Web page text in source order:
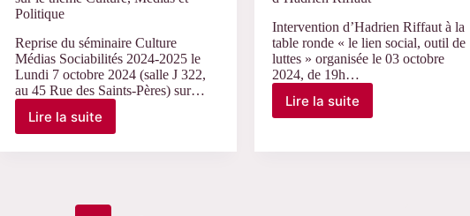
Politique
Reprise du séminaire Culture
Médias Sociabilités 2024-2025 le
Lundi 7 octobre 2024 (salle J 322,
au 45 Rue des Saints-Pères) sur…
Lire la suite
Le
RV
Intervention d’Hadrien Riffaut à la
table ronde « le lien social, outil de
luttes » organisée le 03 octobre
2024, de 19h…
Lire la suite
Le